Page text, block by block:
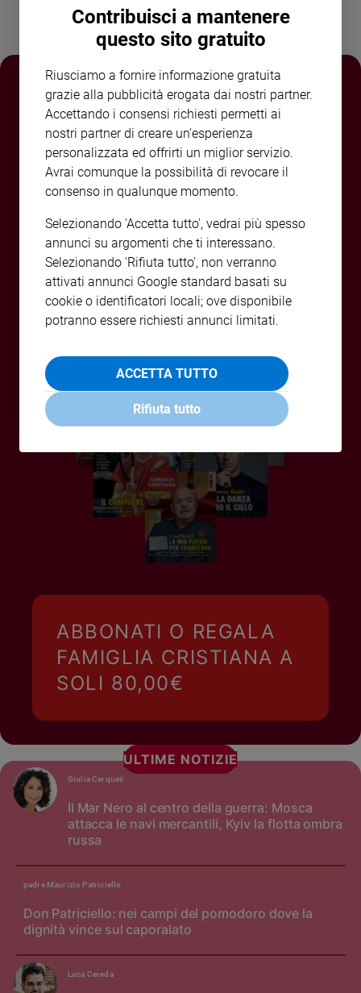
Bioetica
Vai
Riflessioni
Foto
Policy
Redazione
ABBONATI O REGALA
FAMIGLIA CRISTIANA A
SOLI 80,00€
ULTIME NOTIZIE
Il Mar Nero al centro della guerra: Mosca
attacca le navi mercantili, Kyiv la flotta ombra
russa
Giulia Cerqueti
Don Patriciello: nei campi del pomodoro dove la
dignità vince sul caporalato
padre Maurizio Patriciello
Luca Cereda
Contribuisci a mantenere
questo sito gratuito
Riusciamo a fornire informazione gratuita
grazie alla pubblicità erogata dai nostri partner.
Accettando i consensi richiesti permetti ai
nostri partner di creare un'esperienza
personalizzata ed offrirti un miglior servizio.
Avrai comunque la possibilità di revocare il
consenso in qualunque momento.
Selezionando 'Accetta tutto', vedrai più spesso
annunci su argomenti che ti interessano.
Selezionando 'Rifiuta tutto', non verranno
attivati annunci Google standard basati su
cookie o identificatori locali; ove disponibile
potranno essere richiesti annunci limitati.
ACCETTA TUTTO
Rifiuta tutto